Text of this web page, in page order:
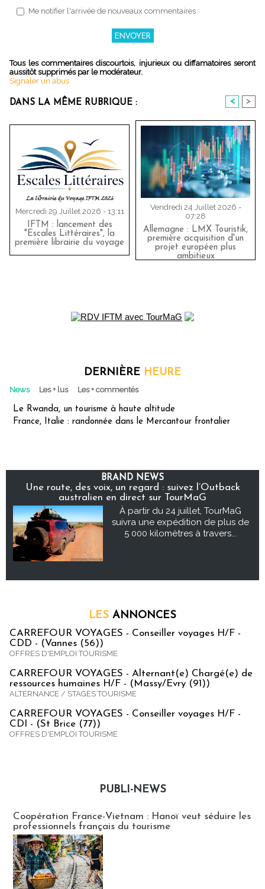
Me notifier l'arrivée de nouveaux commentaires
Tous les commentaires discourtois, injurieux ou diffamatoires seront
aussitôt supprimés par le modérateur.
Signaler un abus
DANS LA MÊME RUBRIQUE : < >
Mercredi 29 Juillet 2026 - 13:11
IFTM : lancement des
"Escales Littéraires", la
première librairie du voyage
Vendredi 24 Juillet 2026 -
07:28
Allemagne : LMX Touristik,
première acquisition d'un
projet européen plus
ambitieux
DERNIÈRE HEURE
News Les + lus Les + commentés
Le Rwanda, un tourisme à haute altitude
France, Italie : randonnée dans le Mercantour frontalier
BRAND NEWS
Une route, des voix, un regard : suivez l’Outback
australien en direct sur TourMaG
À partir du 24 juillet, TourMaG
suivra une expédition de plus de
5 000 kilomètres à travers...
LES ANNONCES
CARREFOUR VOYAGES - Conseiller voyages H/F -
CDD - (Vannes (56))
OFFRES D'EMPLOI TOURISME
CARREFOUR VOYAGES - Alternant(e) Chargé(e) de
ressources humaines H/F - (Massy/Evry (91))
ALTERNANCE / STAGES TOURISME
CARREFOUR VOYAGES - Conseiller voyages H/F -
CDI - (St Brice (77))
OFFRES D'EMPLOI TOURISME
PUBLI-NEWS
Coopération France-Vietnam : Hanoï veut séduire les
professionnels français du tourisme